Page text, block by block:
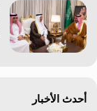
أحدث الأخبار